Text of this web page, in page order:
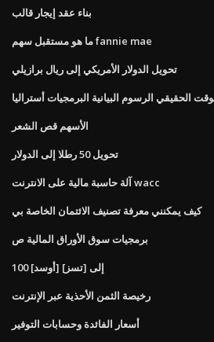
بناء عقد إيجار قالب
ما هو مستقبل سهم fannie mae
تحويل الدولار الأمريكي إلى ريال برازيلي
الحقيقي الرسوم البيانية البرمجيات أستراليا
الأسهم قص الشعر
تحويل 50 رطلا إلى الدولار
آلة حاسبة مالية على الانترنت wacc
كيف يمكنني معرفة تصنيف الائتمان الخاصة بي
برمجيات سوق الأوراق المالية ص
100 [أوسد] إلى [تسز]
رخيصة الثمن الأحذية عبر الإنترنت
أسعار الفائدة وحسابات التوفير